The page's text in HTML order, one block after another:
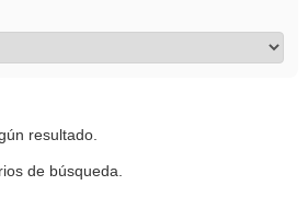
resultado.
de búsqueda.